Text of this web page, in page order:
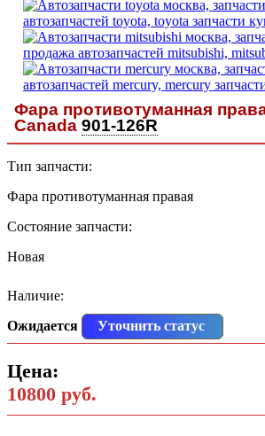
Фара противотуманная
Canada 901-126R
Тип запчасти:
Фара противотуманная правая
Состояние запчасти:
Новая
Наличие:
Ожидается
Уточнить статус
Цена:
10800 руб.